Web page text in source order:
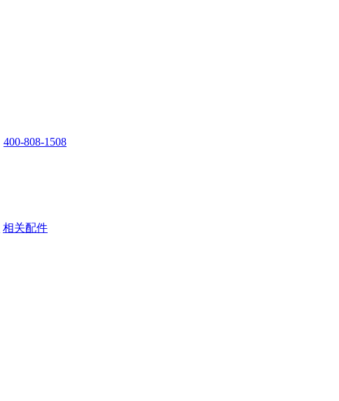
400-808-1508
相关配件